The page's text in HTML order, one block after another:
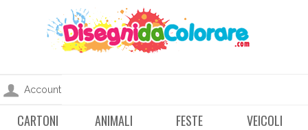
Account
CARTONI
ANIMALI FESTE
VEICOLI